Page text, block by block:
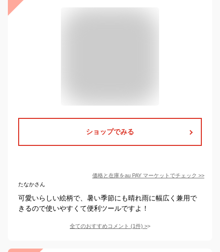
ショップでみる
価格と在庫をau PAY マーケット でチェック >>
たなかさん
可愛いらしい絵柄で、暑い季節にも晴れ雨に幅広く兼用で
きるので使いやすくて便利ツールですよ！
全てのおすすめコメント (1件) >